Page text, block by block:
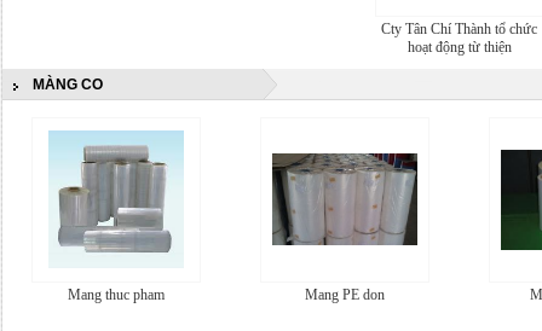
Cty Tân Chí Thành tổ chức
hoạt động từ thiện
MÀNG CO
Mang thuc pham Mang PE don